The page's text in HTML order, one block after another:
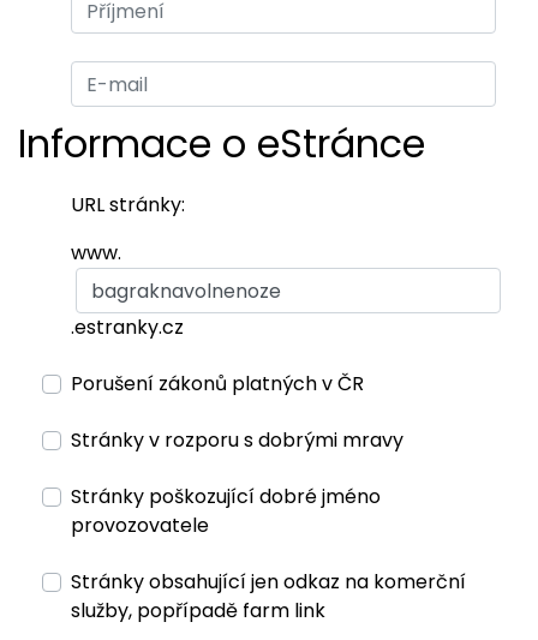
Informace o eStránce
URL stránky:
www.
.estranky.cz
Porušení zákonů platných v ČR
Stránky v rozporu s dobrými mravy
Stránky poškozující dobré jméno
provozovatele
Stránky obsahující jen odkaz na komerční
služby, popřípadě farm link